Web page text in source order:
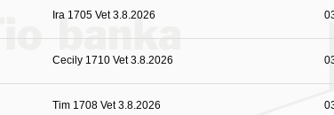
Ira 1705 Vet 3.8.2026
Cecily 1710 Vet 3.8.2026
Tim 1708 Vet 3.8.2026